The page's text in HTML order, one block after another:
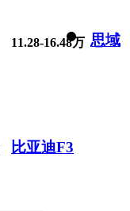
11.28-16.48万 思域
比亚迪F3